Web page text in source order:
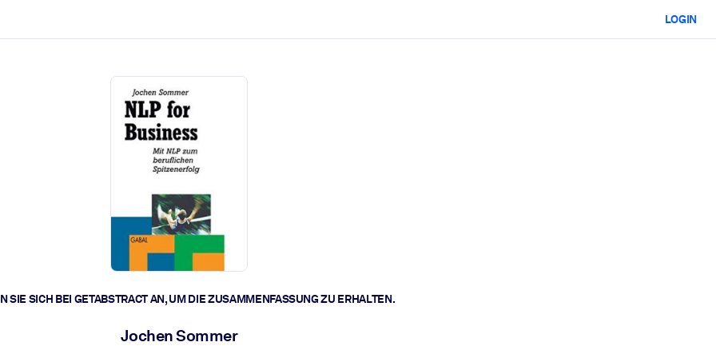
zu lösen und schneller zu handeln.
LOGIN
SIE SICH BEI GETABSTRACT AN, UM DIE ZUSAMMENFASSUNG ZU ERHALTEN.
Jochen Sommer